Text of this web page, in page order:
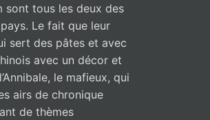
sont tous les deux des
Le fait que leur
sert des pâtes et avec
avec un décor et
le mafieux, qui
airs de chronique
de thèmes